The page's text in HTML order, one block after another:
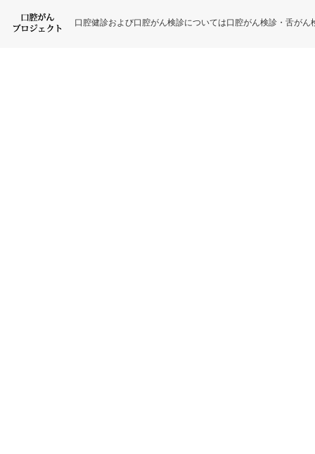
口腔健診および口腔がん検診については口腔がん検診・舌が